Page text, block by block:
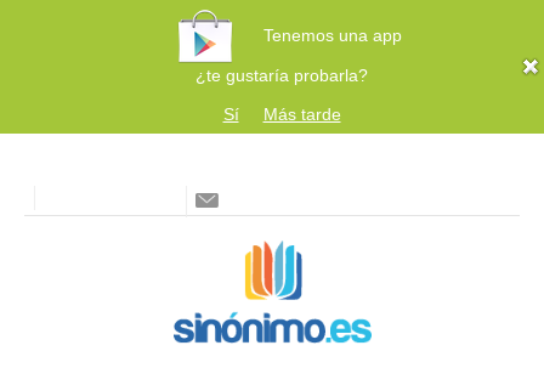
Tenemos una app
¿te gustaría probarla?
Sí
Más tarde